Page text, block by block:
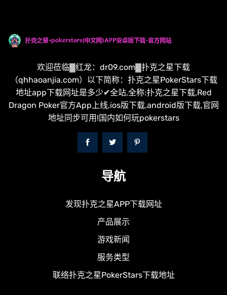
欢迎莅临▓红龙：dr09.com▓扑克之星下载
（qhhaoanjia.com）以下简称：扑克之星PokerStars下载
地址app下载网址是多少✔全站,全称:扑克之星下载,Red
Dragon Poker官方App上线,ios版下载,android版下载,官网
地址同步可用!国内如何玩pokerstars
导航
发现扑克之星APP下载网址
产品展示
游戏新闻
服务类型
联络扑克之星PokerStars下载地址